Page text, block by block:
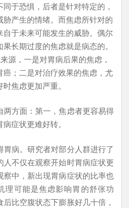
于恐惧，后者是针对特定的，
产生的情绪。而焦虑所针对的
于未来可能发生的威胁。偶尔
长期过度的焦虑就是病态的。
源，一是对胃病后果的焦虑，
；二是对治疗效果的焦虑，尤
焦虑更加严重。
两方面：第一，焦虑者更容易得
症状更难好转。
病。研究者对部分人群进行了
不仅在观察开始时胃病症状更
察中，新出现胃病症状的比率也
理可能是焦虑影响胃的舒张功
比空腹状态下膨胀好几十倍，